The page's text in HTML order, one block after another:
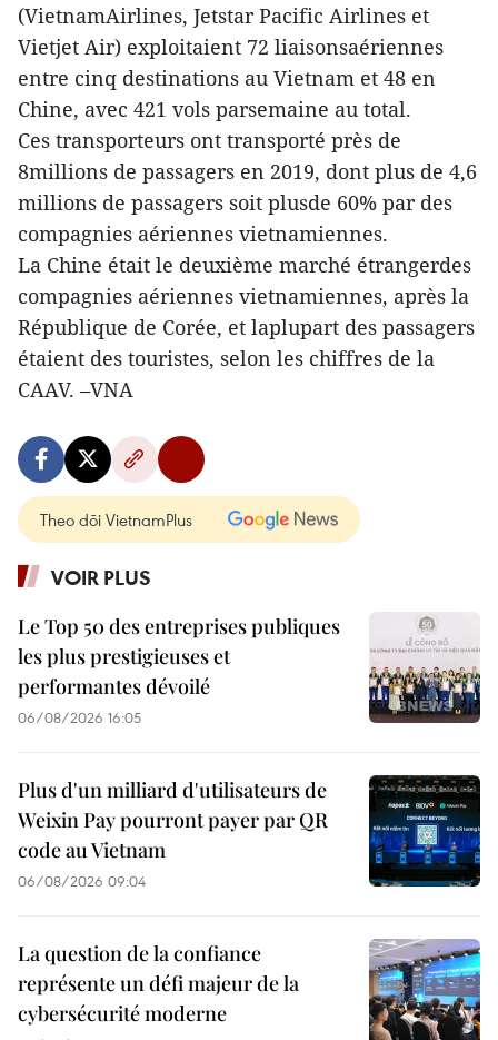
(VietnamAirlines, Jetstar Pacific Airlines et
Vietjet Air) exploitaient 72 liaisonsaériennes
entre cinq destinations au Vietnam et 48 en
Chine, avec 421 vols parsemaine au total.
Ces transporteurs ont transporté près de
8millions de passagers en 2019, dont plus de 4,6
millions de passagers soit plusde 60% par des
compagnies aériennes vietnamiennes.
La Chine était le deuxième marché étrangerdes
compagnies aériennes vietnamiennes, après la
République de Corée, et laplupart des passagers
étaient des touristes, selon les chiffres de la
CAAV. –VNA
Theo dõi VietnamPlus
VOIR PLUS
Le Top 50 des entreprises publiques
les plus prestigieuses et
performantes dévoilé
06/08/2026 16:05
Plus d'un milliard d'utilisateurs de
Weixin Pay pourront payer par QR
code au Vietnam
06/08/2026 09:04
La question de la confiance
représente un défi majeur de la
cybersécurité moderne